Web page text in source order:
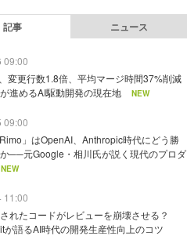
記事 ニュース
09:00
変更行数1.8倍、平均マージ時間37%削減
進めるAI駆動開発の現在地
NEW
09:00
」はOpenAI、Anthropic時代にどう勝
──元Google・相川氏が説く現代のプロダ
NEW
11:00
れたコードがレビューを崩壊させる？
語るAI時代の開発生産性向上のコツ